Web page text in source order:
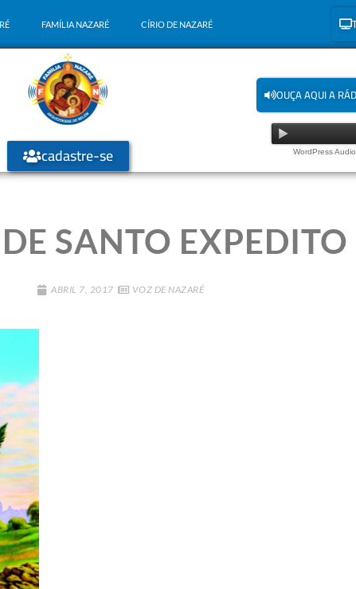
FAMÍLIA NAZARÉ CÍRIO DE NAZARÉ
cadastre-se
OUÇA AQUI A
WordPress
SANTO EXPEDITO
ABRIL 7, 2017 VOZ DE NAZARÉ